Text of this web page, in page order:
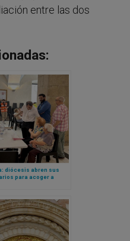
entre las dos
diócesis abren sus
para acoger a